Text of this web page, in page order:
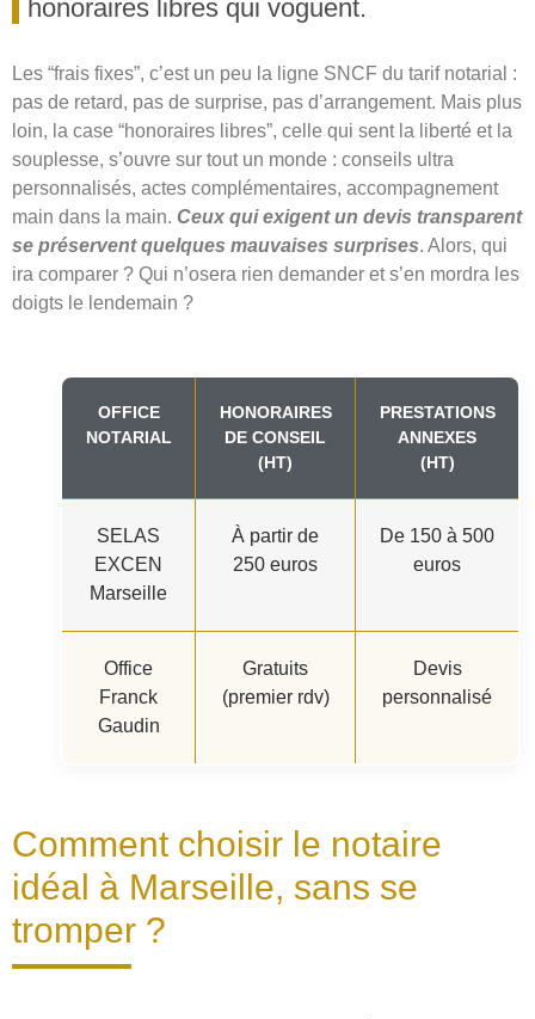
honoraires libres qui voguent.
Les “frais fixes”, c’est un peu la ligne SNCF du tarif notarial :
pas de retard, pas de surprise, pas d’arrangement. Mais plus
loin, la case “honoraires libres”, celle qui sent la liberté et la
souplesse, s’ouvre sur tout un monde : conseils ultra
personnalisés, actes complémentaires, accompagnement
main dans la main. Ceux qui exigent un devis transparent
se préservent quelques mauvaises surprises. Alors, qui
ira comparer ? Qui n’osera rien demander et s’en mordra les
doigts le lendemain ?
OFFICE
NOTARIAL
HONORAIRES
DE CONSEIL
(HT)
PRESTATIONS
ANNEXES
(HT)
SELAS
EXCEN
Marseille
À partir de
250 euros
De 150 à 500
euros
Office
Franck
Gaudin
Gratuits
(premier rdv)
Devis
personnalisé
Comment choisir le notaire
idéal à Marseille, sans se
tromper ?